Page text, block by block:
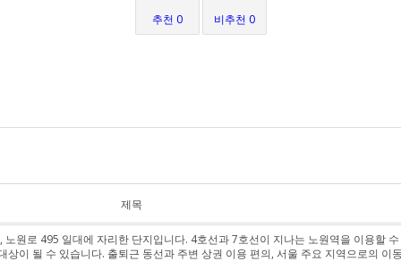
추천 0 비추천 0
제목
원로 495 일대에 자리한 단지입니다. 4호선과 7호선이 지나는 노원역을 이용할
이 될 수 있습니다. 출퇴근 동선과 주변 상권 이용 편의, 서울 주요 지역으로의 이